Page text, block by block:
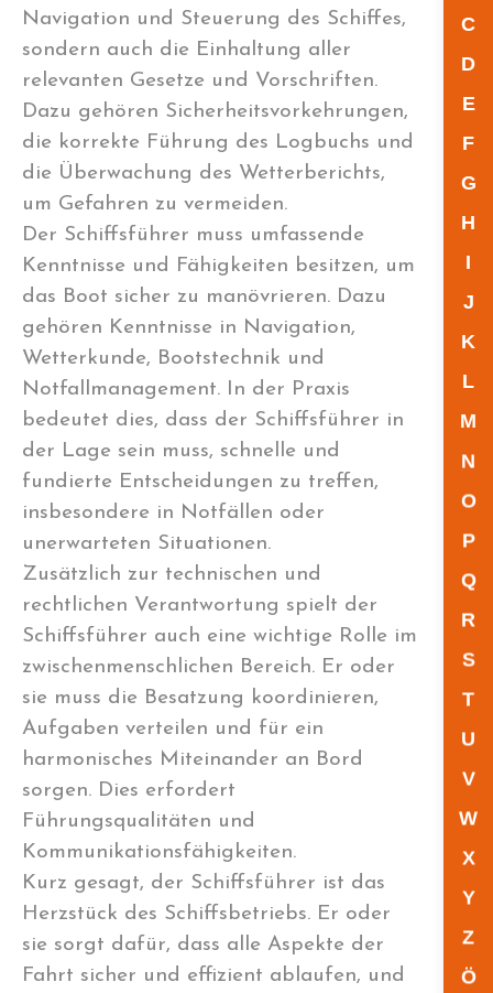
C
D
E
F
G
H
I
J
K
L
M
N
O
P
Q
R
S
T
U
V
W
X
Y
Z
Ö
Navigation und Steuerung des Schiffes,
sondern auch die Einhaltung aller
relevanten Gesetze und Vorschriften.
Dazu gehören Sicherheitsvorkehrungen,
die korrekte Führung des Logbuchs und
die Überwachung des Wetterberichts,
um Gefahren zu vermeiden.
Der Schiffsführer muss umfassende
Kenntnisse und Fähigkeiten besitzen, um
das Boot sicher zu manövrieren. Dazu
gehören Kenntnisse in Navigation,
Wetterkunde, Bootstechnik und
Notfallmanagement. In der Praxis
bedeutet dies, dass der Schiffsführer in
der Lage sein muss, schnelle und
fundierte Entscheidungen zu treffen,
insbesondere in Notfällen oder
unerwarteten Situationen.
Zusätzlich zur technischen und
rechtlichen Verantwortung spielt der
Schiffsführer auch eine wichtige Rolle im
zwischenmenschlichen Bereich. Er oder
sie muss die Besatzung koordinieren,
Aufgaben verteilen und für ein
harmonisches Miteinander an Bord
sorgen. Dies erfordert
Führungsqualitäten und
Kommunikationsfähigkeiten.
Kurz gesagt, der Schiffsführer ist das
Herzstück des Schiffsbetriebs. Er oder
sie sorgt dafür, dass alle Aspekte der
Fahrt sicher und effizient ablaufen, und